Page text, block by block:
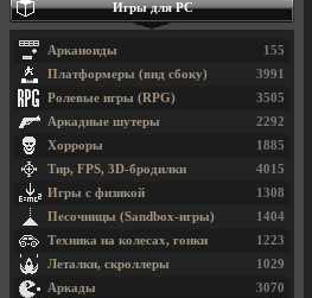
Игры для PC
155
Арканоиды
3991
Платформеры (вид сбоку)
3505
Ролевые игры (RPG)
2292
Аркадные шутеры
1885
Хорроры
4015
Тир, FPS, 3D-бродилки
1308
Игры с физикой
1404
Песочницы (Sandbox-игры)
1223
Техника на колесах, гонки
1029
Леталки, скроллеры
3070
Аркады